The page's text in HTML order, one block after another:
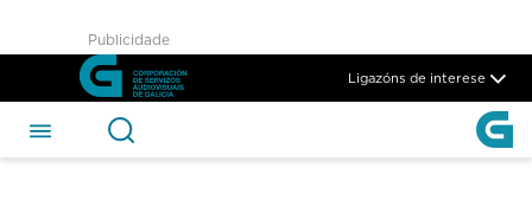
Skip to Main Content
CSAG Viva - CSAG
Publicidade
Ligazóns de interese